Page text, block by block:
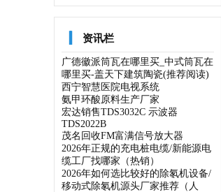
资讯栏
广德徽派筒瓦在哪里买_中式筒瓦在
哪里买-盖天下建筑陶瓷(推荐阅读)
西宁智慧医院电视系统
氨甲环酸原料生产厂家
宏达销售TDS3032C 示波器
TDS2022B
茂名回收FM富满信号放大器
2026年正规的充电桩电缆/新能源电
缆工厂找哪家（热销）
2026年如何选比较好的除氡机设备/
移动式除氡机源头厂家推荐（人